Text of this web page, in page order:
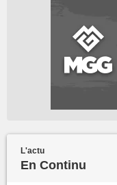
L'actu
En Continu